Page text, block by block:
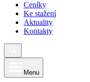
Ceníky
Ke stažení
Aktuality
Kontakty
Menu